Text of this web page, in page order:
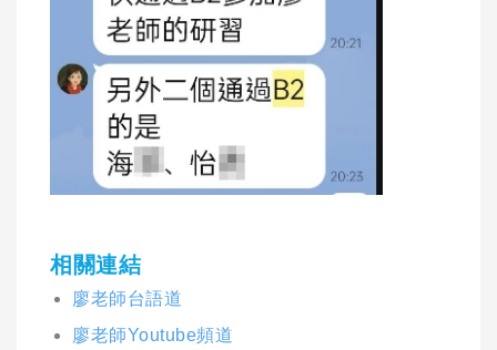
相關連結
廖老師台語道
廖老師Youtube頻道